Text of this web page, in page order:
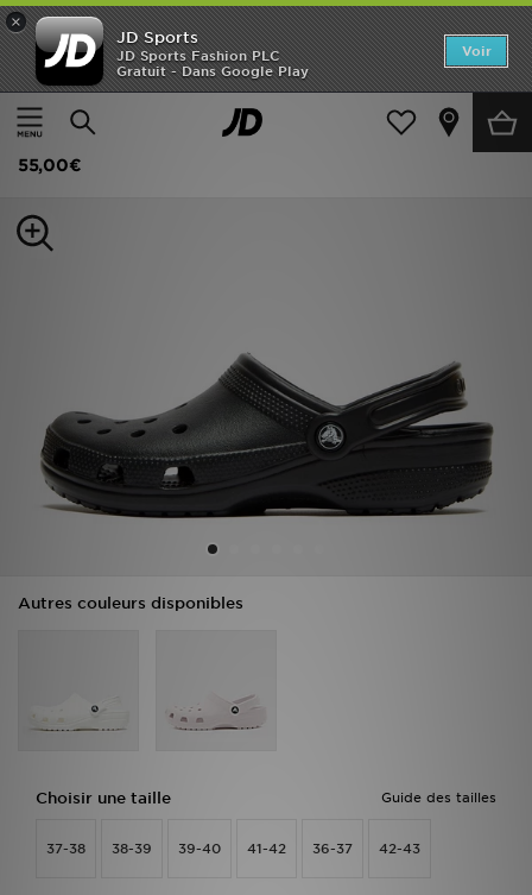
×
JD Sports
JD Sports Fashion PLC
Gratuit - Dans Google Play
Voir
Accueil
Femme Chaussures Femme Baskets
Crocs Classic Clog Femme
55,00€
Autres couleurs disponibles
Guide des tailles
Choisir une taille
37-38 38-39 39-40 41-42 36-37 42-43
Accueil
Nouveautés
Enfant
Football
Sports
Télécharge l'Appli